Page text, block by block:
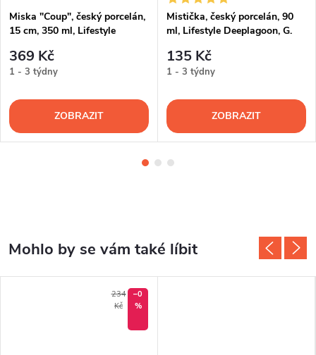
Miska "Coup", český porcelán,
15 cm, 350 ml, Lifestyle
369 Kč
1 - 3 týdny
ZOBRAZIT
Mistička, český porcelán, 90
ml, Lifestyle Deeplagoon, G.
135 Kč
1 - 3 týdny
ZOBRAZIT
234
Kč
–0
%